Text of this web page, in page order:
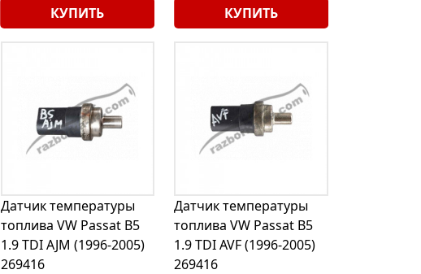
КУПИТЬ КУПИТЬ
Датчик температуры
топлива VW Passat B5
1.9 TDI AJM (1996-2005)
269416
Датчик температуры
топлива VW Passat B5
1.9 TDI AVF (1996-2005)
269416